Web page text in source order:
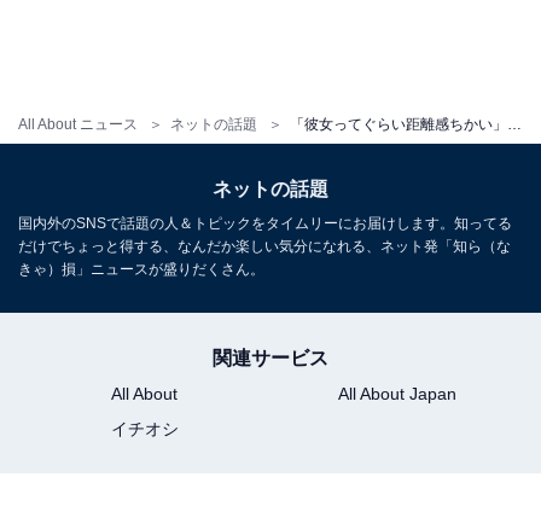
All About ニュース ネットの話題
ネットの話題
国内外のSNSで話題の人＆トピックをタイムリーにお届けします。知ってる
だけでちょっと得する、なんだか楽しい気分になれる、ネット発「知ら（な
きゃ）損」ニュースが盛りだくさん。
関連サービス
All About
All About Japan
イチオシ